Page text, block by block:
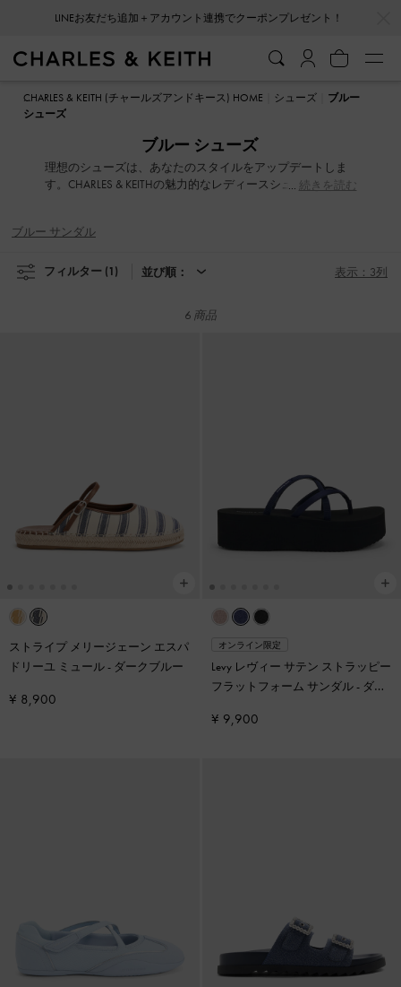
LINEお友だち追加＋アカウント連携でクーポンプレゼント！
LINEお友だち追加＋アカウント連携でクーポンプレゼント！
CHARLES & KEITH (チャールズアンドキース) HOME シューズ
ブルー
シューズ
ブルー シューズ
理想のシューズは、あなたのスタイルをアップデートしま
す。CHARLES & KEITHの魅力的なレディースシューズコレク
イン、洗練されたブレードヒール、女性らしいアンクルス
練されたディテールでスタイルを格上げします。どんな気
続きを読む
ブルー サンダル
フィルター (1) 並び順： 表示：3列
6 商品
ストライプ メリージェーン エスパ
ドリーユ ミュール- ダークブルー
¥ 8,900
オンライン限定
Levy レヴィー サテン ストラッピー
フラットフォーム サンダル- ダー
¥ 9,900